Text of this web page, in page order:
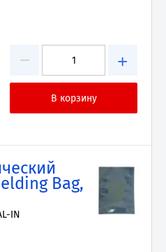
− +
Bag,
IN